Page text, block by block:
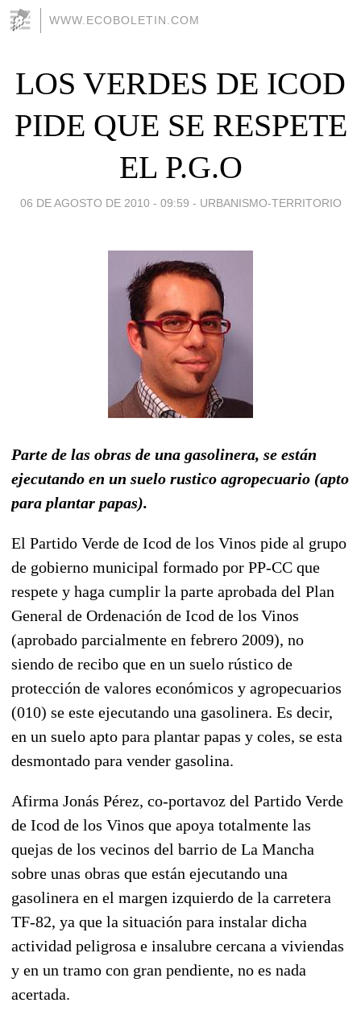
WWW.ECOBOLETIN.COM
LOS VERDES DE ICOD
PIDE QUE SE RESPETE
EL P.G.O
06 DE AGOSTO DE 2010 - 09:59 - URBANISMO-TERRITORIO
Parte de las obras de una gasolinera, se están
ejecutando en un suelo rustico agropecuario (apto
para plantar papas).
El Partido Verde de Icod de los Vinos pide al grupo
de gobierno municipal formado por PP-CC que
respete y haga cumplir la parte aprobada del Plan
General de Ordenación de Icod de los Vinos
(aprobado parcialmente en febrero 2009), no
siendo de recibo que en un suelo rústico de
protección de valores económicos y agropecuarios
(010) se este ejecutando una gasolinera. Es decir,
en un suelo apto para plantar papas y coles, se esta
desmontado para vender gasolina.
Afirma Jonás Pérez, co-portavoz del Partido Verde
de Icod de los Vinos que apoya totalmente las
quejas de los vecinos del barrio de La Mancha
sobre unas obras que están ejecutando una
gasolinera en el margen izquierdo de la carretera
TF-82, ya que la situación para instalar dicha
actividad peligrosa e insalubre cercana a viviendas
y en un tramo con gran pendiente, no es nada
acertada.